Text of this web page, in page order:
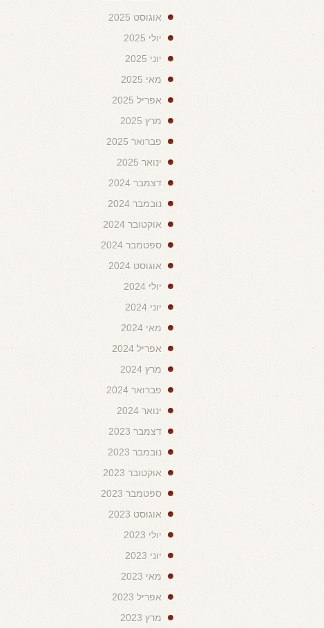
אוגוסט 2025
יולי 2025
יוני 2025
מאי 2025
אפריל 2025
מרץ 2025
פברואר 2025
ינואר 2025
דצמבר 2024
נובמבר 2024
אוקטובר 2024
ספטמבר 2024
אוגוסט 2024
יולי 2024
יוני 2024
מאי 2024
אפריל 2024
מרץ 2024
פברואר 2024
ינואר 2024
דצמבר 2023
נובמבר 2023
אוקטובר 2023
ספטמבר 2023
אוגוסט 2023
יולי 2023
יוני 2023
מאי 2023
אפריל 2023
מרץ 2023